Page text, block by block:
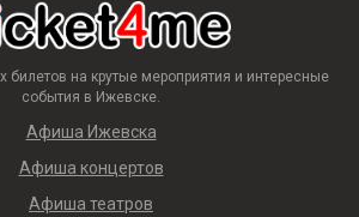
билетов на крутые мероприятия и интересные
события в Ижевске.
Афиша Ижевска
Афиша концертов
Афиша театров